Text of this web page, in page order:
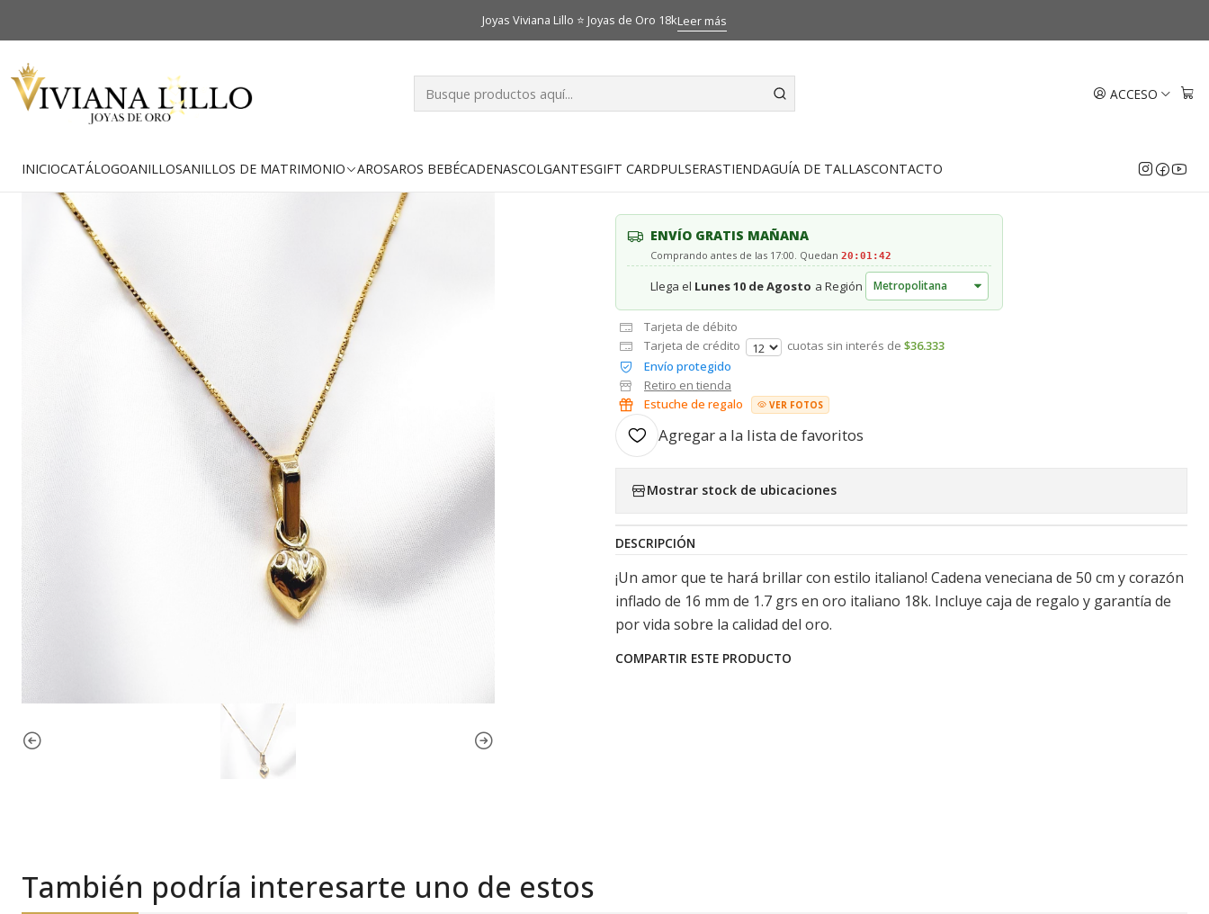
ACCESO
INICIOCATÁLOGOANILLOSANILLOS DE MATRIMONIO AROSAROS BEBÉCADENASCOLGANTESGIFT CARDPULSERASTIENDAGUÍA DE TALLASCONTACTO
Joyas Viviana Lillo ⭐ Joyas de Oro 18kLeer más
Cadenas Cadena veneciana 50 cm con corazón inflado Oro italiano 18k
-26% OFF
Envío Gratis
|
Cadena veneciana 50 cm con corazón
AGREGAR AL CARRO
ENVÍO GRATIS MAÑANA
Comprando antes de las 17:00. Quedan 20:01:41
Llega el Lunes 10 de Agosto a Región
Tarjeta de débito
Tarjeta de crédito
cuotas sin interés de $36.333
Envío protegido
Retiro en tienda
Estuche de regalo
VER FOTOS
Agregar a la lista de favoritos
Mostrar stock de ubicaciones
DESCRIPCIÓN
¡Un amor que te hará brillar con estilo italiano! Cadena veneciana de 50 cm y corazón
inflado de 16 mm de 1.7 grs en oro italiano 18k. Incluye caja de regalo y garantía de
por vida sobre la calidad del oro.
COMPARTIR ESTE PRODUCTO
También podría interesarte uno de estos